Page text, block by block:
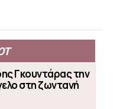
Γκουντάρας την
στη ζωντανή